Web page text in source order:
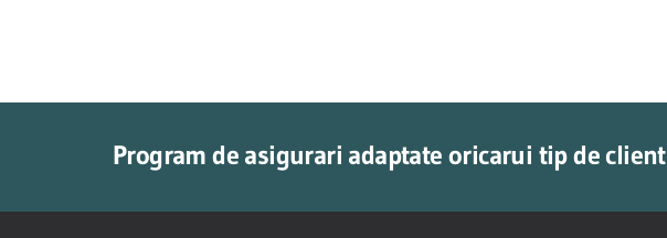
Program de asigurari adaptate oricarui tip de client